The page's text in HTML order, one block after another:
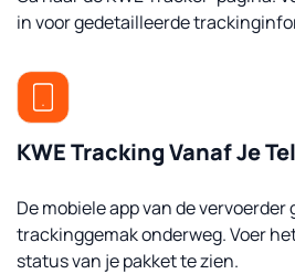
in voor gedetailleerde
KWE Tracking Vanaf Je
De mobiele app van de
trackinggemak onderweg. Voer
status van je pakket te zien.